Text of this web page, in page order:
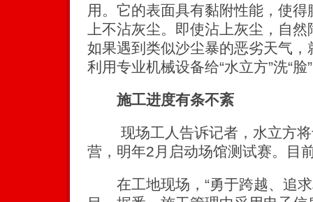
用。它的表面具有黏附性能，使
上不沾灰尘。即使沾上灰尘，自
如果遇到类似沙尘暴的恶劣天气
利用专业机械设备给“水立方”洗“脸
施工进度有条不紊
现场工人告诉记者，水立方将
营，明年2月启动场馆测试赛。目
在工地现场，“勇于跨越、追求